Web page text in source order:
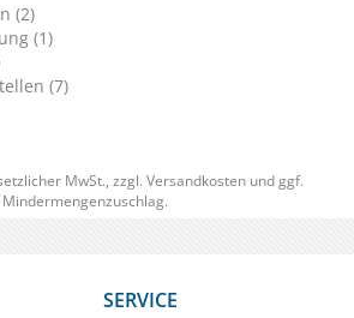
(2)
(1)
(7)
MwSt., zzgl. Versandkosten und ggf.
Mindermengenzuschlag.
SERVICE